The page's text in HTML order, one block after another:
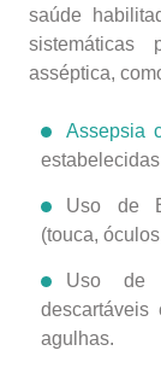
saúde
sistemáticas
asséptica,
Assepsia
Uso de
(touca,
Uso de
agulhas.